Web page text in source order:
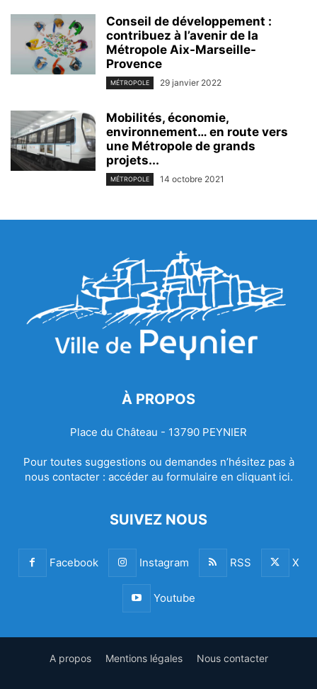
Conseil de développement :
contribuez à l’avenir de la
Métropole Aix-Marseille-
Provence
MÉTROPOLE 29 janvier 2022
Mobilités, économie,
environnement… en route vers
une Métropole de grands
projets...
MÉTROPOLE 14 octobre 2021
À PROPOS
Place du Château - 13790 PEYNIER
Pour toutes suggestions ou demandes n’hésitez pas à
nous contacter : accéder au formulaire en cliquant ici.
SUIVEZ NOUS
Facebook Instagram RSS X
Youtube
A propos Mentions légales Nous contacter